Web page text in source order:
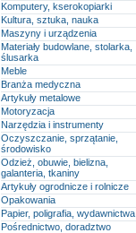
Komputery, kserokopiarki
Kultura, sztuka, nauka
Maszyny i urządzenia
Materiały budowlane, stolarka,
ślusarka
Meble
Branża medyczna
Artykuły metalowe
Motoryzacja
Narzędzia i instrumenty
Oczyszczanie, sprzątanie,
środowisko
Odzież, obuwie, bielizna,
galanteria, tkaniny
Artykuły ogrodnicze i rolnicze
Opakowania
Papier, poligrafia, wydawnictwa
Pośrednictwo, doradztwo